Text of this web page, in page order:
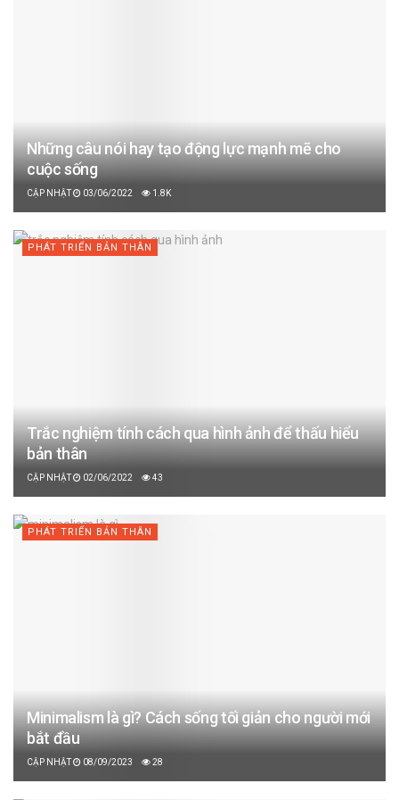
Những câu nói hay tạo động lực mạnh mẽ cho
cuộc sống
03/06/2022 1.8K
PHÁT TRIỂN BẢN THÂN
Trắc nghiệm tính cách qua hình ảnh để thấu hiểu
bản thân
02/06/2022 43
PHÁT TRIỂN BẢN THÂN
Minimalism là gì? Cách sống tối giản cho người mới
bắt đầu
08/09/2023 28